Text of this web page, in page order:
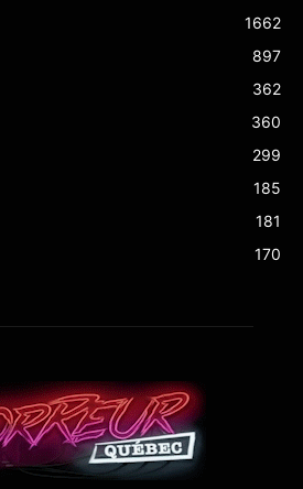
1662
897
362
360
299
185
181
170